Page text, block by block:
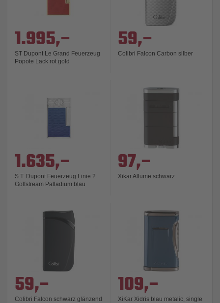
1.995,–
ST Dupont Le Grand Feuerzeug
Popote Lack rot gold
59,–
Colibri Falcon Carbon silber
1.635,–
S.T. Dupont Feuerzeug Linie 2
Golfstream Palladium blau
97,–
Xikar Allume schwarz
59,–
Colibri Falcon schwarz glänzend 109,–
XiKar Xidris blau metalic, single